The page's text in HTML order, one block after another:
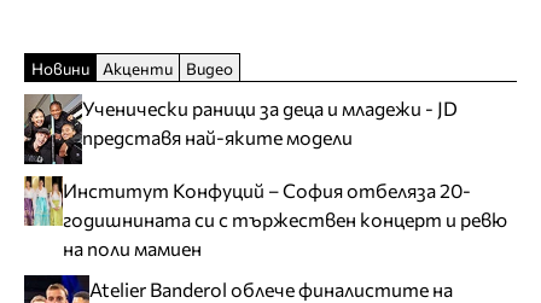
Новини Акценти Видео
Ученически раници за деца и младежи - JD
представя най-яките модели
Институт Конфуций – София отбеляза 20-
годишнината си с тържествен концерт и ревю
на поли мамиен
Atelier Banderol облече финалистите на